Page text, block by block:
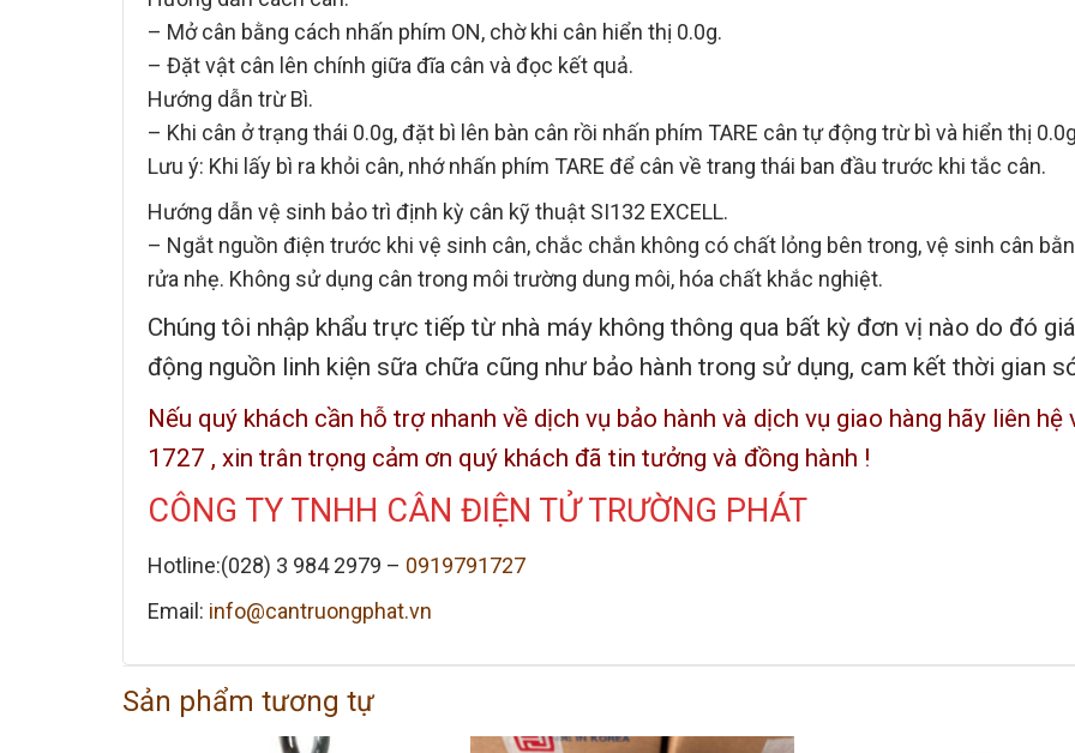
– Mở cân bằng cách nhấn phím ON, chờ khi cân hiển thị 0.0g.
– Đặt vật cân lên chính giữa đĩa cân và đọc kết quả.
Hướng dẫn trừ Bì.
– Khi cân ở trạng thái 0.0g, đặt bì lên bàn cân rồi nhấn phím TARE cân tự động trừ bì và hiển thị
Lưu ý: Khi lấy bì ra khỏi cân, nhớ nhấn phím TARE để cân về trang thái ban đầu trước khi tắc cân.
Hướng dẫn vệ sinh bảo trì định kỳ cân kỹ thuật SI132 EXCELL.
– Ngắt nguồn điện trước khi vệ sinh cân, chắc chắn không có chất lỏng bên trong, vệ sinh cân
rửa nhẹ. Không sử dụng cân trong môi trường dung môi, hóa chất khắc nghiệt.
Chúng tôi nhập khẩu trực tiếp từ nhà máy không thông qua bất kỳ đơn vị nào do đó
động nguồn linh kiện sữa chữa cũng như bảo hành trong sử dụng, cam kết thời gian
Nếu quý khách cần hỗ trợ nhanh về dịch vụ bảo hành và dịch vụ giao hàng hãy liên
1727 , xin trân trọng cảm ơn quý khách đã tin tưởng và đồng hành !
CÔNG TY TNHH CÂN ĐIỆN TỬ TRƯỜNG PHÁT
Hotline:(028) 3 984 2979 – 0919791727
Email: info@cantruongphat.vn
Sản phẩm tương tự